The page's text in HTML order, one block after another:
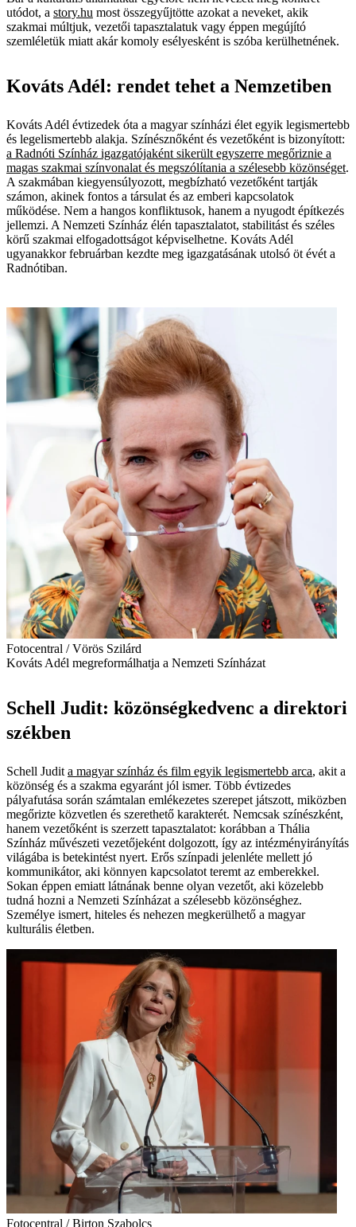
utódot, a story.hu most összegyűjtötte azokat a neveket, akik
szakmai múltjuk, vezetői tapasztalatuk vagy éppen megújító
szemléletük miatt akár komoly esélyesként is szóba kerülhetnének.
Kováts Adél: rendet tehet a Nemzetiben
Kováts Adél évtizedek óta a magyar színházi élet egyik legismertebb
és legelismertebb alakja. Színésznőként és vezetőként is bizonyított:
a Radnóti Színház igazgatójaként sikerült egyszerre megőriznie a
magas szakmai színvonalat és megszólítania a szélesebb közönséget.
A szakmában kiegyensúlyozott, megbízható vezetőként tartják
számon, akinek fontos a társulat és az emberi kapcsolatok
működése. Nem a hangos konfliktusok, hanem a nyugodt építkezés
jellemzi. A Nemzeti Színház élén tapasztalatot, stabilitást és széles
körű szakmai elfogadottságot képviselhetne. Kováts Adél
ugyanakkor februárban kezdte meg igazgatásának utolsó öt évét a
Radnótiban.
Fotocentral / Vörös Szilárd
Kováts Adél megreformálhatja a Nemzeti Színházat
Schell Judit: közönségkedvenc a direktori
székben
Schell Judit a magyar színház és film egyik legismertebb arca, akit a
közönség és a szakma egyaránt jól ismer. Több évtizedes
pályafutása során számtalan emlékezetes szerepet játszott, miközben
megőrizte közvetlen és szerethető karakterét. Nemcsak színészként,
hanem vezetőként is szerzett tapasztalatot: korábban a Thália
Színház művészeti vezetőjeként dolgozott, így az intézményirányítás
világába is betekintést nyert. Erős színpadi jelenléte mellett jó
kommunikátor, aki könnyen kapcsolatot teremt az emberekkel.
Sokan éppen emiatt látnának benne olyan vezetőt, aki közelebb
tudná hozni a Nemzeti Színházat a szélesebb közönséghez.
Személye ismert, hiteles és nehezen megkerülhető a magyar
kulturális életben.
Fotocentral / Birton Szabolcs